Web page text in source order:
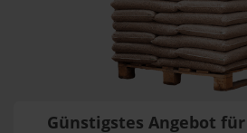
Günstigstes Angebot für